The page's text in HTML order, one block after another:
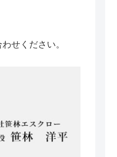
せください。